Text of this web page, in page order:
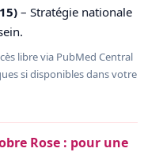
– Stratégie nationale
libre via PubMed Central
si disponibles dans votre
Rose : pour une